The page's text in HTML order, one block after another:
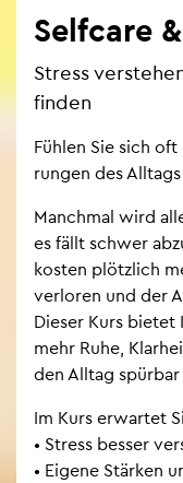
Self­ca­re
Stress
fin­den
Füh­len Sie sich
run­gen des
Manch­mal wird
es fällt schwer
kos­ten plötz­lich
ver­lo­ren und der
Die­ser Kurs
mehr Ruhe,
den All­tag spür­bar
Im Kurs er­war­tet
• Stress bes­ser
• Ei­ge­ne Stär­ken